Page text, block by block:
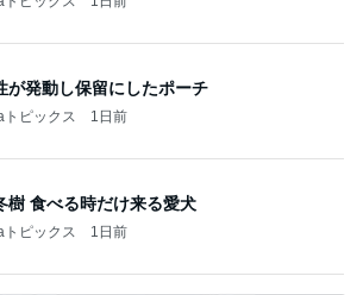
が発動し保留にしたポーチ
トピックス 1日前
樹 食べる時だけ来る愛犬
トピックス 1日前